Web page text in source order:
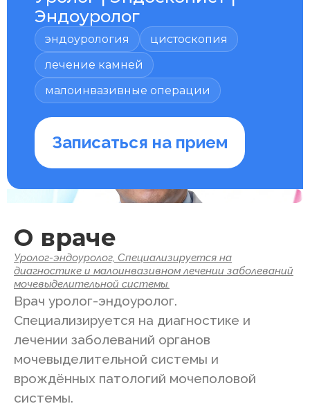
Эндоуролог
эндоурология
цистоскопия
лечение камней
малоинвазивные операции
Записаться на прием
О враче
Уролог-эндоуролог, Специализируется на
диагностике и малоинвазивном лечении заболеваний
мочевыделительной системы.
Врач уролог-эндоуролог.
Специализируется на диагностике и
лечении заболеваний органов
мочевыделительной системы и
врождённых патологий мочеполовой
системы.